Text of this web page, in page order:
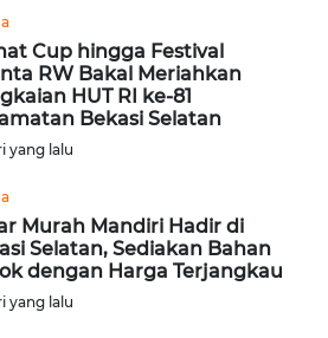
Cup hingga Festival
RW Bakal Meriahkan
HUT RI ke-81
Bekasi Selatan
yang lalu
Murah Mandiri Hadir di
Selatan, Sediakan Bahan
dengan Harga Terjangkau
yang lalu